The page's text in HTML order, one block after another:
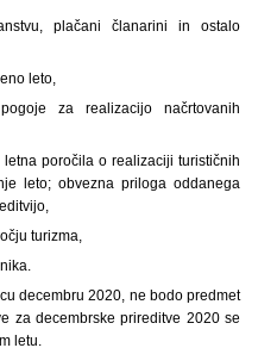
plačani članarini in ostalo
leto,
za realizacijo načrtovanih
poročila o realizaciji turističnih
leto; obvezna priloga oddanega
turizma,
decembru 2020, ne bodo predmet
za decembrske prireditve 2020 se
letu.